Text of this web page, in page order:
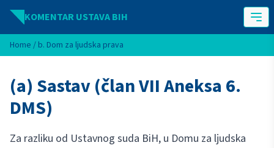
Idi na sadržaj
KOMENTAR USTAVA BIH
Home / b. Dom za ljudska prava
(a) Sastav (član VII Aneksa 6.
DMS)
Za razliku od Ustavnog suda BiH, u Domu za ljudska